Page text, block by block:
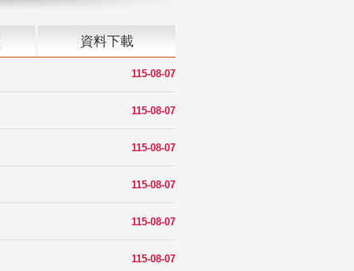
資料下載
115-08-07
115-08-07
115-08-07
115-08-07
115-08-07
115-08-07